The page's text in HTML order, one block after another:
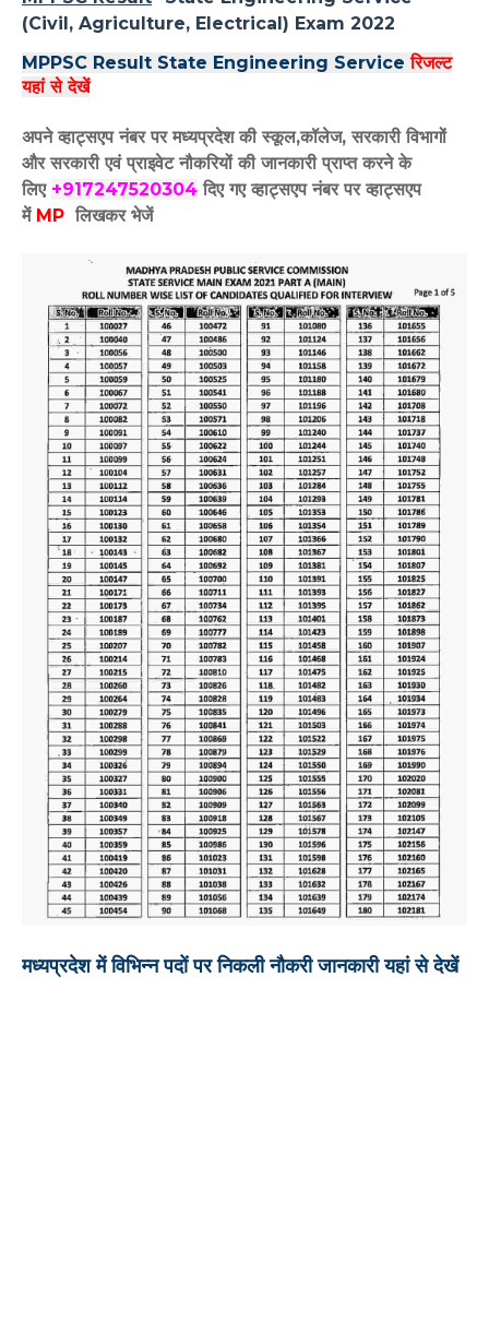
(Civil, Agriculture, Electrical) Exam 2022
MPPSC Result State Engineering Serviceरिजल्ट
यहां से देखें
अपने व्हाट्सएप नंबर पर मध्यप्रदेश की स्कूल,कॉलेज, सरकारी विभागों
और सरकारी एवं प्राइवेट नौकरियों की जानकारी प्राप्त करने के
लिए +917247520304 दिए गएव्हाट्सएपनंबर पर व्हाट्सएप
में MP लिखकर भेजें
मध्यप्रदेश में विभिन्न पदों पर निकली नौकरी जानकारी यहां से देखें